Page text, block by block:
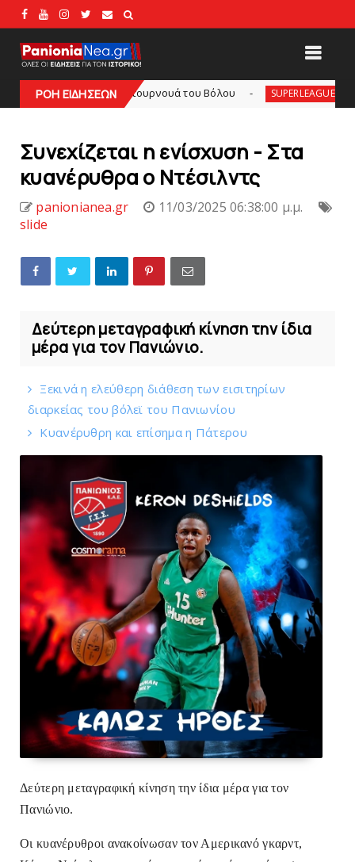
ΡΟΗ ΕΙΔΗΣΕΩΝ
το φιλικό τουρνουά του Bόλου SUPERLEAGUE2 SL2: Η μέρα
Συνεχίζεται η ενίσχυση - Στα
κυανέρυθρα ο Nτέσιλντς
panionianea.gr
11/03/2025 06:38:00 μ.μ.
slide
Δεύτερη μεταγραφική κίνηση την ίδια
μέρα για τον Πανιώνιο.
Ξεκινά η ελεύθερη διάθεση των εισιτηρίων
διαρκείας του βόλεϊ τoυ Πανιωνίου
Kυανέρυθρη και επίσημα η Πάτερου
Δεύτερη μεταγραφική κίνηση την ίδια μέρα για τον
Πανιώνιο.
Οι κυανέρυθροι ανακοίνωσαν τον Αμερικανό γκαρντ,